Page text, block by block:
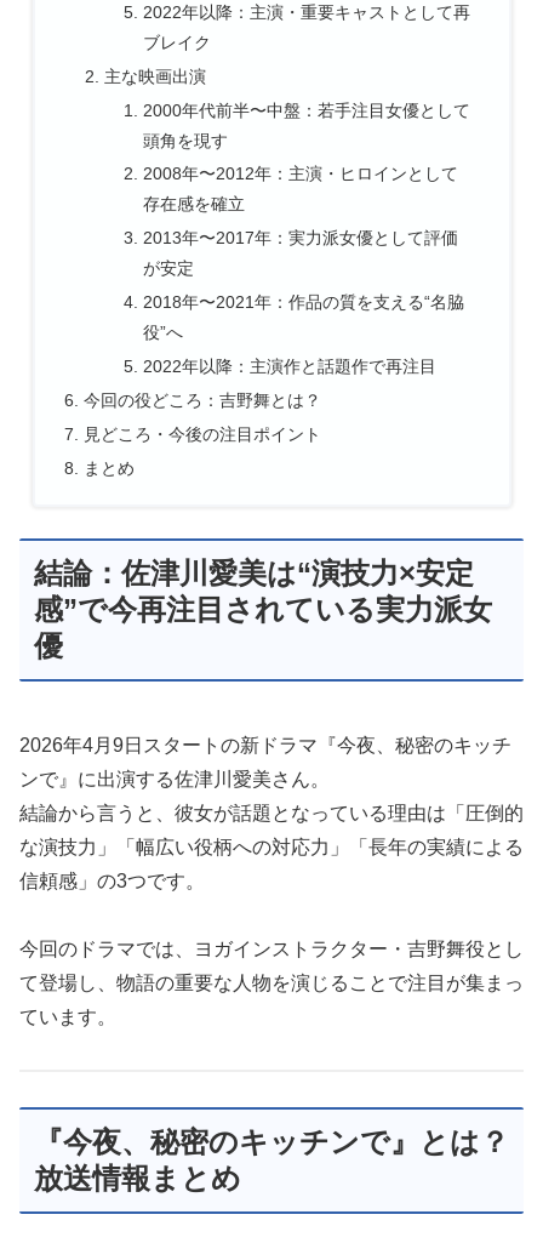
2022年以降：主演・重要キャストとして再
ブレイク
主な映画出演
2000年代前半〜中盤：若手注目女優として
頭角を現す
2008年〜2012年：主演・ヒロインとして
存在感を確立
2013年〜2017年：実力派女優として評価
が安定
2018年〜2021年：作品の質を支える“名脇
役”へ
2022年以降：主演作と話題作で再注目
今回の役どころ：吉野舞とは？
見どころ・今後の注目ポイント
まとめ
結論：佐津川愛美は“演技力×安定
感”で今再注目されている実力派女
優
2026年4月9日スタートの新ドラマ『今夜、秘密のキッチ
ンで』に出演する佐津川愛美さん。
結論から言うと、彼女が話題となっている理由は「圧倒的
な演技力」「幅広い役柄への対応力」「長年の実績による
信頼感」の3つです。
今回のドラマでは、ヨガインストラクター・吉野舞役とし
て登場し、物語の重要な人物を演じることで注目が集まっ
ています。
『今夜、秘密のキッチンで』とは？
放送情報まとめ